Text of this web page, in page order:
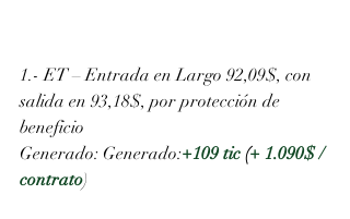
1.- ET – Entrada en Largo 92,09$, con
salida en 93,18$, por protección de
beneficio
Generado: Generado:+109 tic (+ 1.090$ /
contrato)